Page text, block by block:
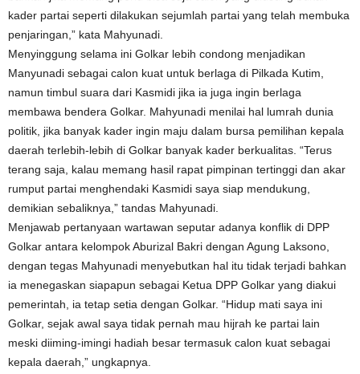
kader partai seperti dilakukan sejumlah partai yang telah membuka
penjaringan,” kata Mahyunadi.
Menyinggung selama ini Golkar lebih condong menjadikan
Manyunadi sebagai calon kuat untuk berlaga di Pilkada Kutim,
namun timbul suara dari Kasmidi jika ia juga ingin berlaga
membawa bendera Golkar. Mahyunadi menilai hal lumrah dunia
politik, jika banyak kader ingin maju dalam bursa pemilihan kepala
daerah terlebih-lebih di Golkar banyak kader berkualitas. “Terus
terang saja, kalau memang hasil rapat pimpinan tertinggi dan akar
rumput partai menghendaki Kasmidi saya siap mendukung,
demikian sebaliknya,” tandas Mahyunadi.
Menjawab pertanyaan wartawan seputar adanya konflik di DPP
Golkar antara kelompok Aburizal Bakri dengan Agung Laksono,
dengan tegas Mahyunadi menyebutkan hal itu tidak terjadi bahkan
ia menegaskan siapapun sebagai Ketua DPP Golkar yang diakui
pemerintah, ia tetap setia dengan Golkar. “Hidup mati saya ini
Golkar, sejak awal saya tidak pernah mau hijrah ke partai lain
meski diiming-imingi hadiah besar termasuk calon kuat sebagai
kepala daerah,” ungkapnya.